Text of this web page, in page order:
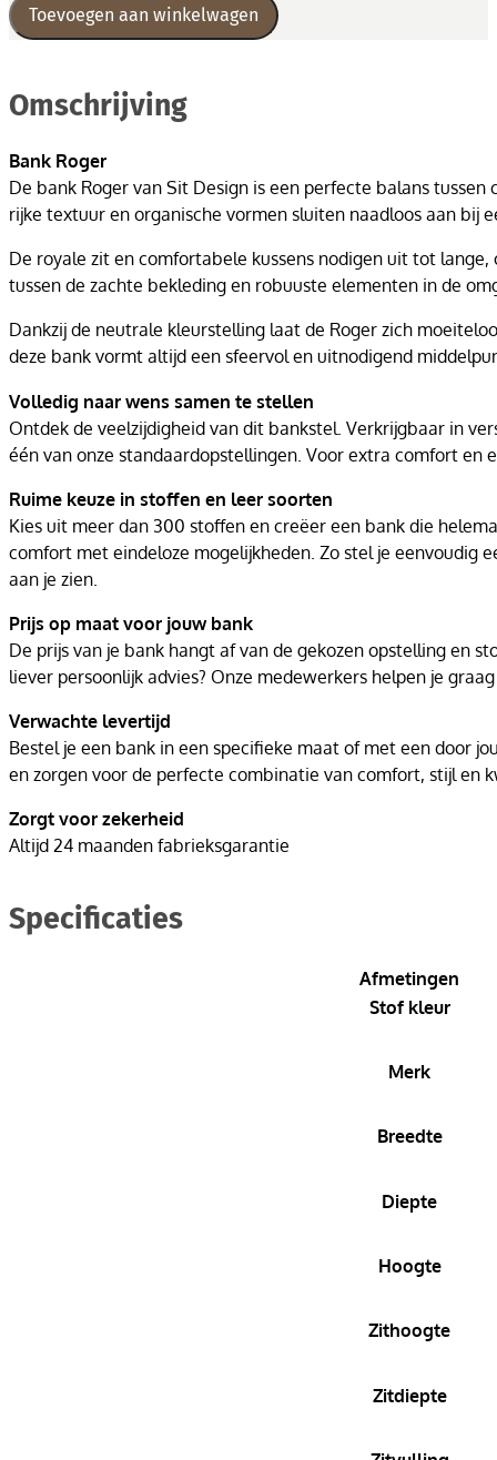
Toevoegen aan winkelwagen
Omschrijving
Bank Roger
De bank Roger van Sit Design is een perfecte balans
rijke textuur en organische vormen sluiten naadloos aan bij
De royale zit en comfortabele kussens nodigen uit tot
tussen de zachte bekleding en robuuste elementen in de
Dankzij de neutrale kleurstelling laat de Roger zich
deze bank vormt altijd een sfeervol en uitnodigend
Volledig naar wens samen te stellen
Ontdek de veelzijdigheid van dit bankstel. Verkrijgbaar in
één van onze standaardopstellingen. Voor extra comfort en
Ruime keuze in stoffen en leer soorten
Kies uit meer dan 300 stoffen en creëer een bank die
comfort met eindeloze mogelijkheden. Zo stel je eenvoudig
aan je zien.
Prijs op maat voor jouw bank
De prijs van je bank hangt af van de gekozen opstelling en
liever persoonlijk advies? Onze medewerkers helpen je
Verwachte levertijd
Bestel je een bank in een specifieke maat of met een door
en zorgen voor de perfecte combinatie van comfort, stijl en
Zorgt voor zekerheid
Altijd 24 maanden fabrieksgarantie
Specificaties
Afmetingen
Stof kleur
Merk
Breedte
Diepte
Hoogte
Zithoogte
Zitdiepte